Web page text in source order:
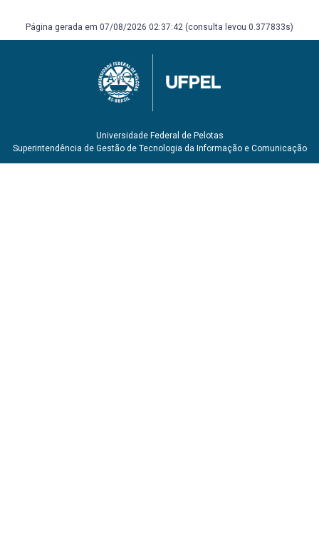
Página gerada em 07/08/2026 02:37:42 (consulta levou 0.377833s)
Universidade Federal de Pelotas
Superintendência de Gestão de Tecnologia da Informação e Comunicação